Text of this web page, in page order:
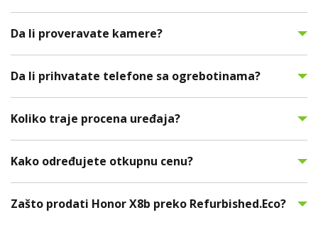
Da li proveravate kamere?
Da li prihvatate telefone sa ogrebotinama?
Koliko traje procena uređaja?
Kako određujete otkupnu cenu?
Zašto prodati Honor X8b preko Refurbished.Eco?